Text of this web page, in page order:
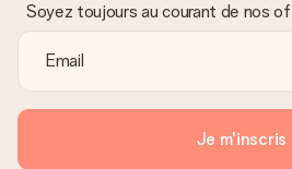
Soyez toujours au courant de nos
Je m'inscris